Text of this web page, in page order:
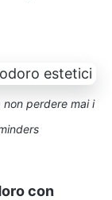
perdere mai i
con